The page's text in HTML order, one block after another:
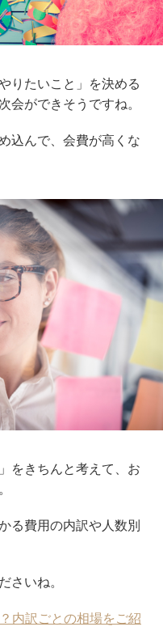
りたいこと」を決める
会ができそうですね。
込んで、会費が高くな
をきちんと考えて、お
る費用の内訳や人数別
さいね。
内訳ごとの相場をご紹